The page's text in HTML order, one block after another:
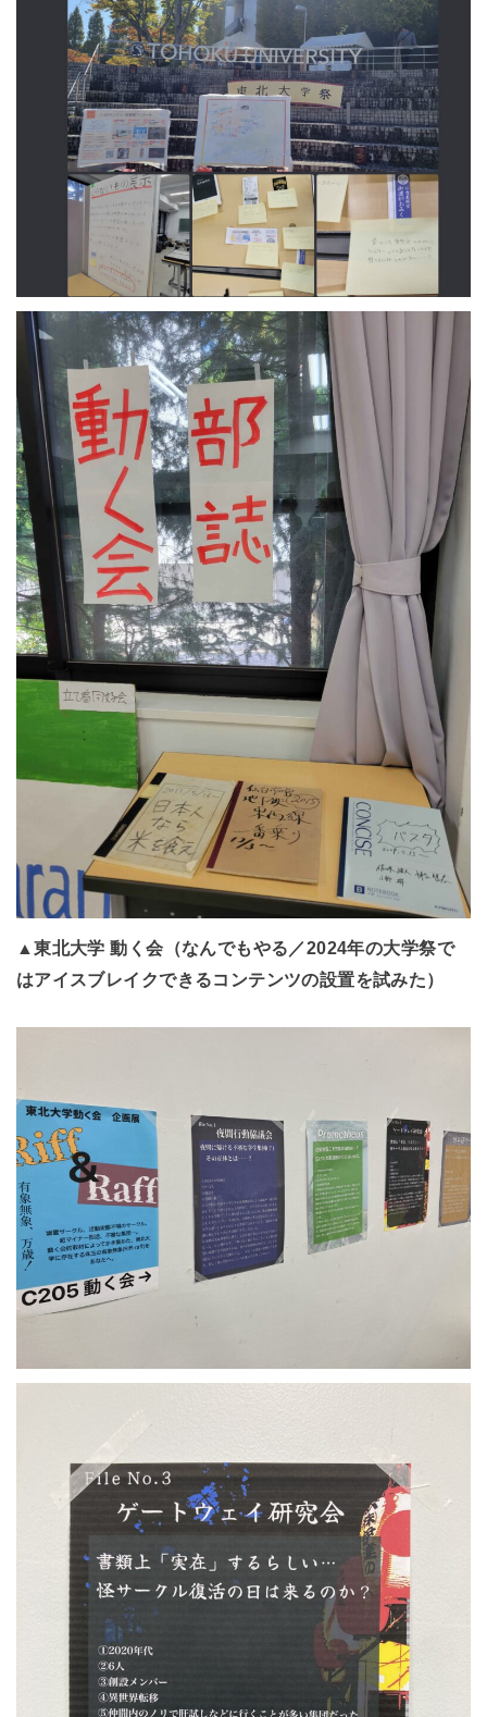
▲東北大学 動く会（なんでもやる／2024年の大学祭で
はアイスブレイクできるコンテンツの設置を試みた）